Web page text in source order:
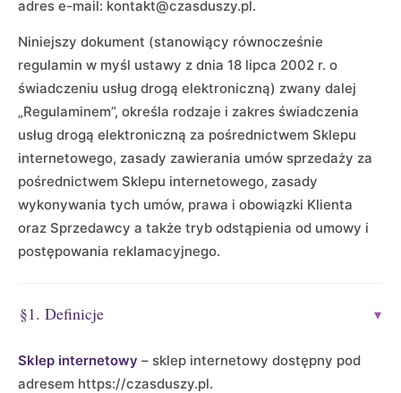
adres e-mail: kontakt@czasduszy.pl.
Niniejszy dokument (stanowiący równocześnie
regulamin w myśl ustawy z dnia 18 lipca 2002 r. o
świadczeniu usług drogą elektroniczną) zwany dalej
„Regulaminem”, określa rodzaje i zakres świadczenia
usług drogą elektroniczną za pośrednictwem Sklepu
internetowego, zasady zawierania umów sprzedaży za
pośrednictwem Sklepu internetowego, zasady
wykonywania tych umów, prawa i obowiązki Klienta
oraz Sprzedawcy a także tryb odstąpienia od umowy i
postępowania reklamacyjnego.
§1. Definicje ▾
Sklep internetowy – sklep internetowy dostępny pod
adresem https://czasduszy.pl.